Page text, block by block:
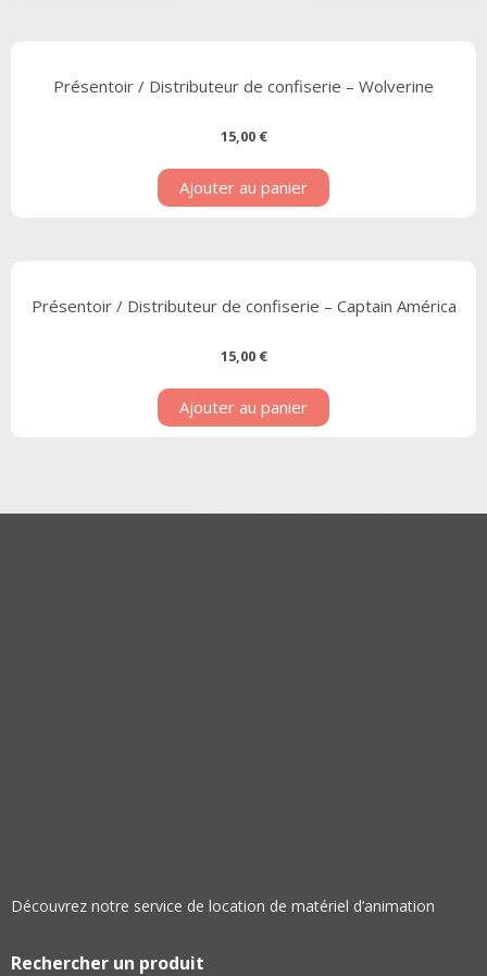
Présentoir / Distributeur de confiserie – Wolverine
15,00 €
Ajouter au panier
Présentoir / Distributeur de confiserie – Captain América
15,00 €
Ajouter au panier
Découvrez notre service de location de matériel d’animation
Rechercher un produit